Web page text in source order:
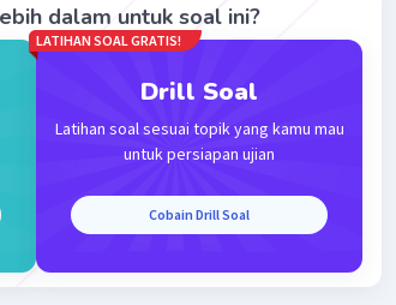
dalam untuk soal ini?
LATIHAN SOAL GRATIS!
Drill Soal
Latihan soal sesuai topik yang kamu mau
untuk persiapan ujian
Cobain Drill Soal